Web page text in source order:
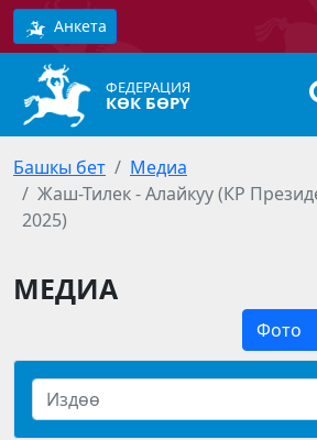
Анкета
ФЕДЕРАЦИЯ
КӨК БӨРҮ
Башкы бет
Медиа
Жаш-Тилек - Алайкуу (КР
2025)
МЕДИА
Фото